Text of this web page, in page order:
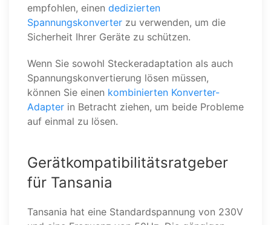
empfohlen, einen dedizierten
Spannungskonverter zu verwenden, um die
Sicherheit Ihrer Geräte zu schützen.
Wenn Sie sowohl Steckeradaptation als auch
Spannungskonvertierung lösen müssen,
können Sie einen kombinierten Konverter-
Adapter in Betracht ziehen, um beide Probleme
auf einmal zu lösen.
Gerätkompatibilitätsratgeber
für Tansania
Tansania hat eine Standardspannung von 230V